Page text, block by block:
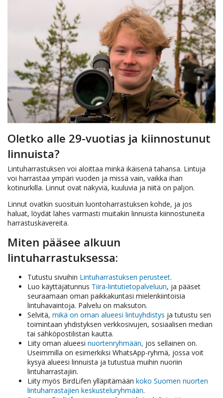
Oletko alle 29-vuotias ja kiinnostunut
linnuista?
Lintuharrastuksen voi aloittaa minkä ikäisenä tahansa. Lintuja
voi harrastaa ympäri vuoden ja missä vain, vaikka ihan
kotinurkilla. Linnut ovat näkyviä, kuuluvia ja niitä on paljon.
Linnut ovatkin suosituin luontoharrastuksen kohde, ja jos
haluat, löydät lähes varmasti muitakin linnuista kiinnostuneita
harrastuskavereita.
Miten pääsee alkuun
lintuharrastuksessa:
Tutustu sivuihin Lintuharrastuksen perusteet.
Luo käyttäjätunnus Tiira-lintutietopalveluun, ja pääset
seuraamaan oman paikkakuntasi mielenkiintoisia
lintuhavaintoja. Palvelu on maksuton.
Selvitä, mikä on oman alueesi lintuyhdistys ja tutustu sen
toimintaan yhdistyksen verkkosivujen, sosiaalisen median
tai sähköpostilistan kautta.
Liity oman alueesi nuortenryhmään, jos sellainen on.
Useimmilla on esimerkiksi WhatsApp-ryhmä, jossa voit
kysyä alueesi linnuista ja tutustua muihin nuoriin
lintuharrastajiin.
Liity myös BirdLifen ylläpitämään koko Suomen nuorten
lintuharrastajien keskusteluryhmään.